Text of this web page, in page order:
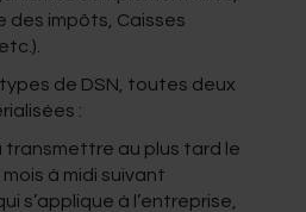
des impôts, Caisses
de DSN, toutes deux
:
transmettre au plus tard le
mois à midi suivant
s’applique à l’entreprise,